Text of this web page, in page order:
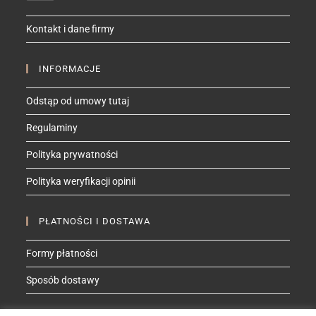
your
Kontakt i dane firmy
INFORMACJE
Odstąp od umowy tutaj
Regulaminy
Polityka prywatności
Polityka weryfikacji opinii
PŁATNOŚCI I DOSTAWA
Formy płatności
Sposób dostawy